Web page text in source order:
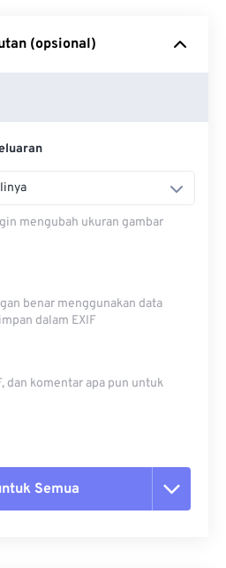
(opsional)
mengubah ukuran gambar
benar menggunakan data
dalam EXIF
dan komentar apa pun untuk
Semua